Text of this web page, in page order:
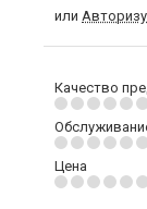
или
Качество
Цена